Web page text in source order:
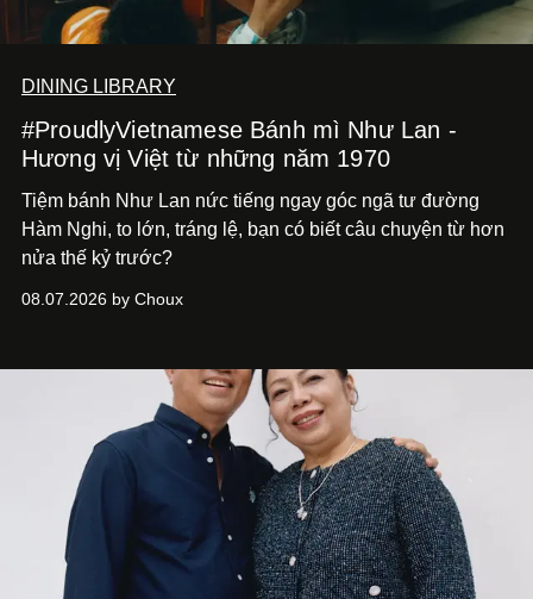
DINING LIBRARY
#ProudlyVietnamese Bánh mì Như Lan -
Hương vị Việt từ những năm 1970
Tiệm bánh Như Lan nức tiếng ngay góc ngã tư đường
Hàm Nghi, to lớn, tráng lệ, bạn có biết câu chuyện từ hơn
nửa thế kỷ trước?
08.07.2026 by Choux